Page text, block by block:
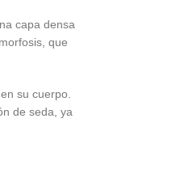
capa densa
que
su cuerpo.
de seda, ya